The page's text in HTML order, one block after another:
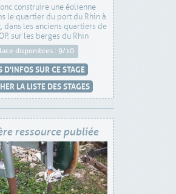
construire une éolienne
le quartier du port du Rhin à
dans les anciens quartiers de
sur les berges du Rhin
disponibles : 9/10
D'INFOS SUR CE STAGE
LA LISTE DES STAGES
ressource publiée